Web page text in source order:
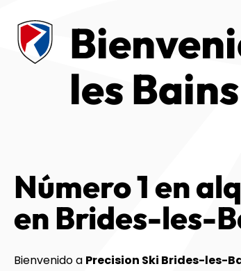
les
Número 1 en
en Brides-les-
Bienvenido a Precision Ski Brides-les-